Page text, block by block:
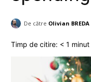
De către Olivian BREDA
Timp de citire: < 1 minut